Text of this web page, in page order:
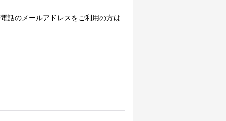
話のメールアドレスをご利用の方は